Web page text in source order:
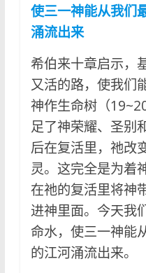
使三一神能从我们
涌流出来
希伯来十章启示，
又活的路，使我们
神作生命树（
足了神荣耀、圣别
后在复活里，祂改
灵。这完全是为着
在祂的复活里将神
进神里面。今天我
命水，使三一神能
的江河涌流出来。